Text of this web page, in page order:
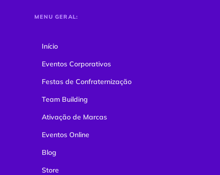
MENU GERAL:
Início
Eventos Corporativos
Festas de Confraternização
Team Building
Ativação de Marcas
Eventos Online
Blog
Store